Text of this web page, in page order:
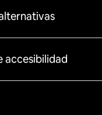
accesibilidad